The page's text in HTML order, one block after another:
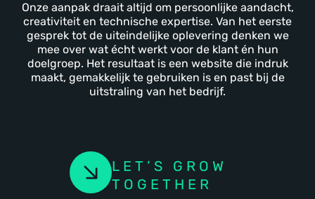
Onze aanpak draait altijd om persoonlijke aandacht,
creativiteit en technische expertise. Van het eerste
gesprek tot de uiteindelijke oplevering denken we
mee over wat écht werkt voor de klant én hun
doelgroep. Het resultaat is een website die indruk
maakt, gemakkelijk te gebruiken is en past bij de
uitstraling van het bedrijf.
LET’S GROW
TOGETHER